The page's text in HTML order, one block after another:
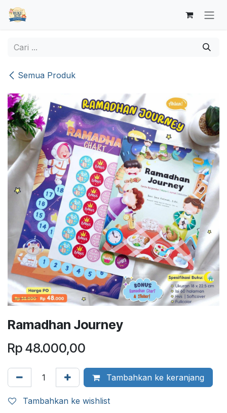
Skip ke Konten
Semua Produk
Ramadhan Journey
Rp 48.000,00
Tambahkan ke keranjang
Tambahkan ke wishlist